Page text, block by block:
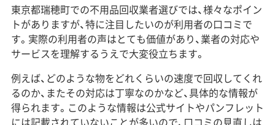
東京都瑞穂町での不用品回収業者選びでは、様々なポイン
トがありますが、特に注目したいのが利用者の口コミで
す。実際の利用者の声はとても価値があり、業者の対応や
サービスを理解するうえで大変役立ちます。
例えば、どのような物をどれくらいの速度で回収してくれ
るのか、またその対応は丁寧なのかなど、具体的な情報が
得られます。このような情報は公式サイトやパンフレット
には記載されていないことが多いので、口コミの見直しは